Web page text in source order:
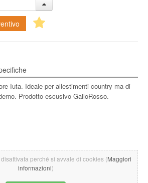
Iuta. Ideale per allestimenti country ma di
Prodotto escusivo GalloRosso.
perché si avvale di cookies (Maggiori
informazioni)